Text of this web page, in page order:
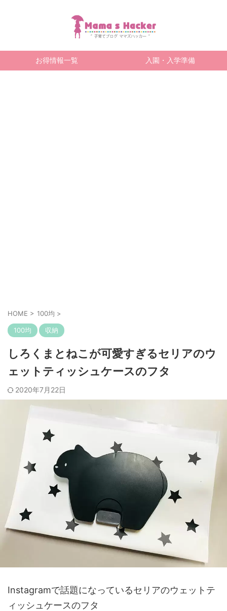
お得情報一覧 入園・入学準備
HOME > 100均 >
100均 収納
しろくまとねこが可愛すぎるセリアのウ
ェットティッシュケースのフタ
2020年7月22日
Instagramで話題になっているセリアのウェットテ
ィッシュケースのフタ